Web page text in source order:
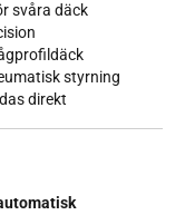
svåra däck
styrning
direkt